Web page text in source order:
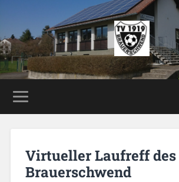
Virtueller Laufreff des
Brauerschwend